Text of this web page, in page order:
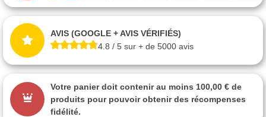
AVIS (GOOGLE + AVIS VÉRIFIÉS)
4.8 / 5 sur + de 5000 avis
Votre panier doit contenir au moins 100,00 € de
produits pour pouvoir obtenir des récompenses
fidélité.